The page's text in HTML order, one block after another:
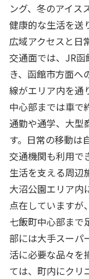
ング、冬のアイス
健康的な生活を送
広域アクセスと日
交通面では、JR
き、函館市方面へ
線がエリア内を通
中心部までは車で
通勤や通学、大型
す。日常の移動は
交通機関も利用で
生活を支える周辺
大沼公園エリア内
点在していますが
七飯町中心部まで
部には大手スーパ
活に必要な品々を
ては、町内にクリ